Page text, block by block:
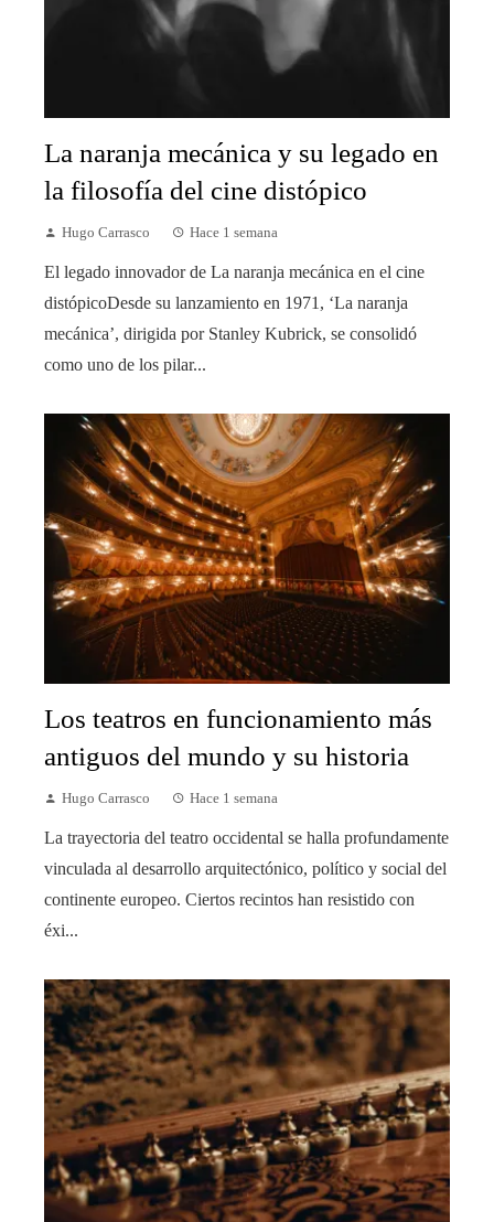
La naranja mecánica y su legado en
la filosofía del cine distópico
Hugo Carrasco Hace 1 semana
El legado innovador de La naranja mecánica en el cine
distópicoDesde su lanzamiento en 1971, ‘La naranja
mecánica’, dirigida por Stanley Kubrick, se consolidó
como uno de los pilar...
Los teatros en funcionamiento más
antiguos del mundo y su historia
Hugo Carrasco Hace 1 semana
La trayectoria del teatro occidental se halla profundamente
vinculada al desarrollo arquitectónico, político y social del
continente europeo. Ciertos recintos han resistido con
éxi...